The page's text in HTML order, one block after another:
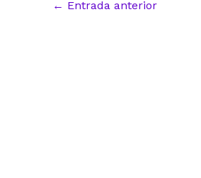
Navegación
← Entrada anterior